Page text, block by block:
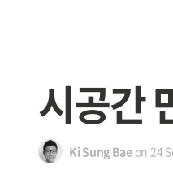
시공간
Ki Sung Baeon 24